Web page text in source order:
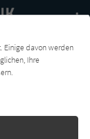
Charts
Einige davon werden
Ihre